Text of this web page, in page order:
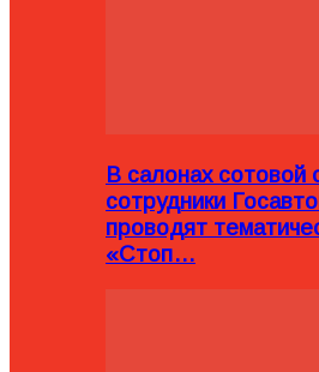
В салонах сотовой
сотрудники
проводят
«Стоп…